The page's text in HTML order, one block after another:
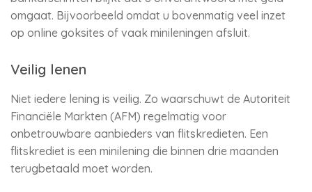
omgaat. Bijvoorbeeld omdat u bovenmatig veel inzet
op online goksites of vaak minileningen afsluit.
Veilig lenen
Niet iedere lening is veilig. Zo waarschuwt de Autoriteit
Financiële Markten (AFM) regelmatig voor
onbetrouwbare aanbieders van flitskredieten. Een
flitskrediet is een minilening die binnen drie maanden
terugbetaald moet worden.